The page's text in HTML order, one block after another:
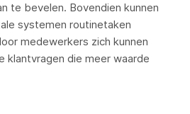
te bevelen. Bovendien kunnen
systemen routinetaken
medewerkers zich kunnen
klantvragen die meer waarde